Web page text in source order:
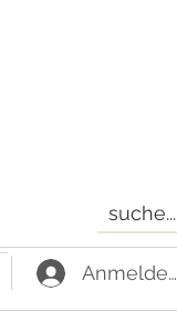
Anmelden